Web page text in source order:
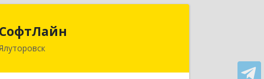
СофтЛайн
ЯлуторовскТюменская обл, Ялуторовский